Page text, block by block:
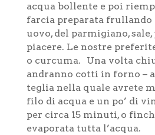
acqua bollente e poi
farcia preparata frullando
uovo, del parmigiano, sale,
piacere. Le nostre
o curcuma. Una volta
andranno cotti in forno –
teglia nella quale avrete
filo di acqua e un po’ di
per circa 15 minuti, o
evaporata tutta l’acqua.